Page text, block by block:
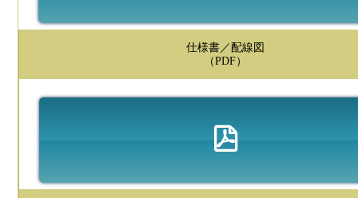
仕様書／配線図
（PDF）